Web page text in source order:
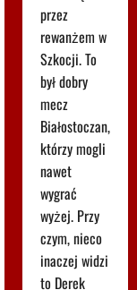
przez
rewanżem w
Szkocji. To
był dobry
mecz
Białostoczan,
którzy mogli
nawet
wygrać
wyżej. Przy
czym, nieco
inaczej widzi
to Derek